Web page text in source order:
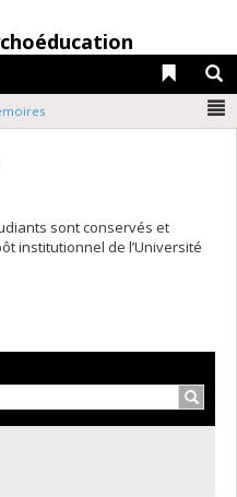
Liens
sont conservés et
institutionnel de l’Université